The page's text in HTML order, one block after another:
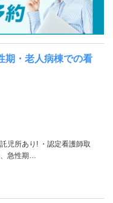
期・老人病棟での看
児所あり! ・認定看護師取
急性期…